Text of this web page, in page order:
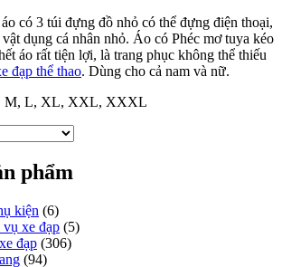
có 3 túi đựng đồ nhỏ có thể đựng điện thoại,
dụng cá nhân nhỏ. Áo có Phéc mơ tuya kéo
áo rất tiện lợi, là trang phục không thể thiếu
đạp thể thao. Dùng cho cả nam và nữ.
M, L, XL, XXL, XXXL
phẩm
kiện (6)
xe đạp (5)
đạp (306)
(94)